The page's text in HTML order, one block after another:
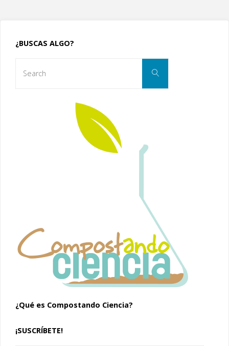
¿BUSCAS ALGO?
Search
¿Qué es Compostando Ciencia?
¡SUSCRÍBETE!